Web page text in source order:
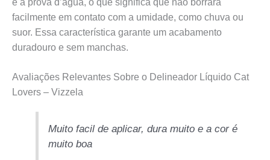
facilmente em contato com a umidade, como chuva ou
suor. Essa característica garante um acabamento
duradouro e sem manchas.
Avaliações Relevantes Sobre o Delineador Líquido Cat
Lovers – Vizzela
Muito facil de aplicar, dura muito e a cor é
muito boa